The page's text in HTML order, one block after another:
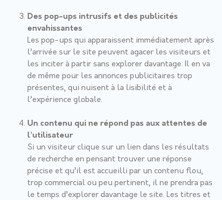
Des pop-ups intrusifs et des publicités
envahissantes
Les pop-ups qui apparaissent immédiatement après
l’arrivée sur le site peuvent agacer les visiteurs et
les inciter à partir sans explorer davantage. Il en va
de même pour les annonces publicitaires trop
présentes, qui nuisent à la lisibilité et à
l’expérience globale.
Un contenu qui ne répond pas aux attentes de
l’utilisateur
Si un visiteur clique sur un lien dans les résultats
de recherche en pensant trouver une réponse
précise et qu’il est accueilli par un contenu flou,
trop commercial ou peu pertinent, il ne prendra pas
le temps d’explorer davantage le site. Les titres et